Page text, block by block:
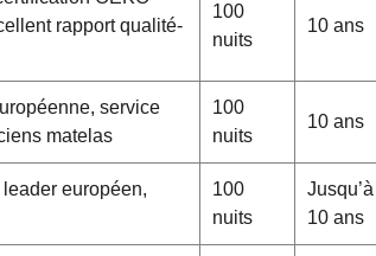
rapport qualité-
100
nuits
10 ans
service
matelas
100
nuits
10 ans
européen,
100
nuits
Jusqu’à
10 ans